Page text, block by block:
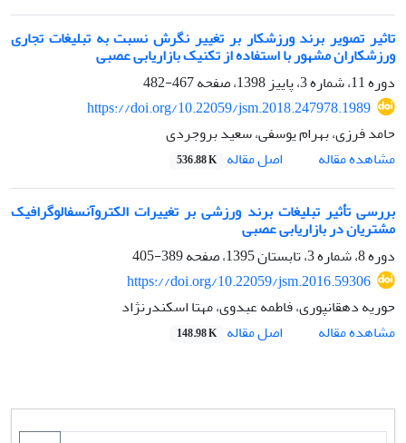
تاثیر تصویر برند ورزشکار بر تغییر نگرش نسبت به تبلیغات تجاری
ورزشکاران مشهور با استفاده از تکنیک بازاریابی عصبی
دوره 11، شماره 3، پاییز 1398، صفحه
467-482
https://doi.org/10.22059/jsm.2018.247978.1989
حامد فرزی، بهرام یوسفی، سعید بروجردی
مشاهده مقاله
اصل مقاله 536.88 K
بررسی تأثیر تبلیغات برند ورزشی بر تغییرات الکتروآنسفالوگرافیک
مشتریان در بازاریابی عصبی
دوره 8، شماره 3، تابستان 1395، صفحه
389-405
https://doi.org/10.22059/jsm.2016.59306
حوریه دهقانپوری، فاطمه عبدوی، مهتا اسکندرنژاد
مشاهده مقاله
اصل مقاله 148.98 K